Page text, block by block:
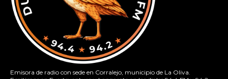
Emisora de radio con sede en Corralejo, municipio de La Oliva.